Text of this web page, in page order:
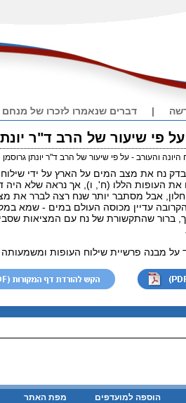
| דברים שנאמרו לזכרו של מנחם
פי שיעור של הרב ד"ר
היונה והעורב - על פי שיעור של הרב ד"ר יונתן גרוסמן
נח את מצב המים על הארץ על ידי
את העופות הללו (ח', ו), אך נראה שלא היה
אבל מסתבר יותר שנח רצה לברר את
עדיין מכוסה העולם במים - שמא
ברור שהתקשורת של נח עם המציאות
מבנה פרשיית שילוח העופות ומשמעותה
הוספה למועדפים מפת האתר